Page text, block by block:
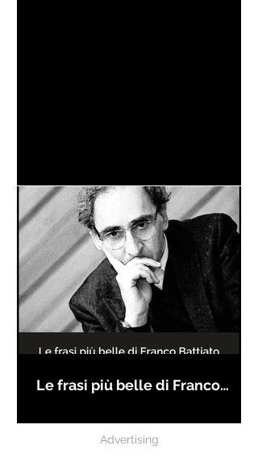
Le frasi più belle di Franco
Advertising